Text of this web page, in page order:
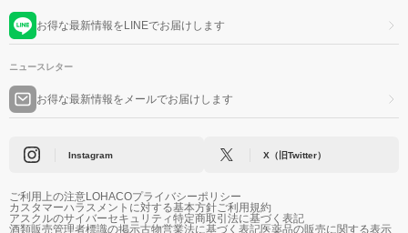
お得な最新情報をLINEでお届けします
ニュースレター
お得な最新情報をメールでお届けします
Instagram X（旧Twitter）
ご利用上の注意LOHACOプライバシーポリシー
カスタマーハラスメントに対する基本方針ご利用規約
アスクルのサイバーセキュリティ特定商取引法に基づく表記
酒類販売管理者標識の掲示古物営業法に基づく表記医薬品の販売に関する表示